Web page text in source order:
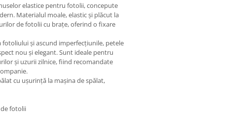
elastice pentru fotolii, concepute
Materialul moale, elastic și plăcut la
de fotolii cu brațe, oferind o fixare
și ascund imperfecțiunile, petele
nou și elegant. Sunt ideale pentru
și uzurii zilnice, fiind recomandate
cu ușurință la mașina de spălat,
fotolii